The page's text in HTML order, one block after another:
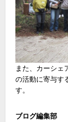
また、カーシェ
の活動に寄与す
す。
ブログ編集部